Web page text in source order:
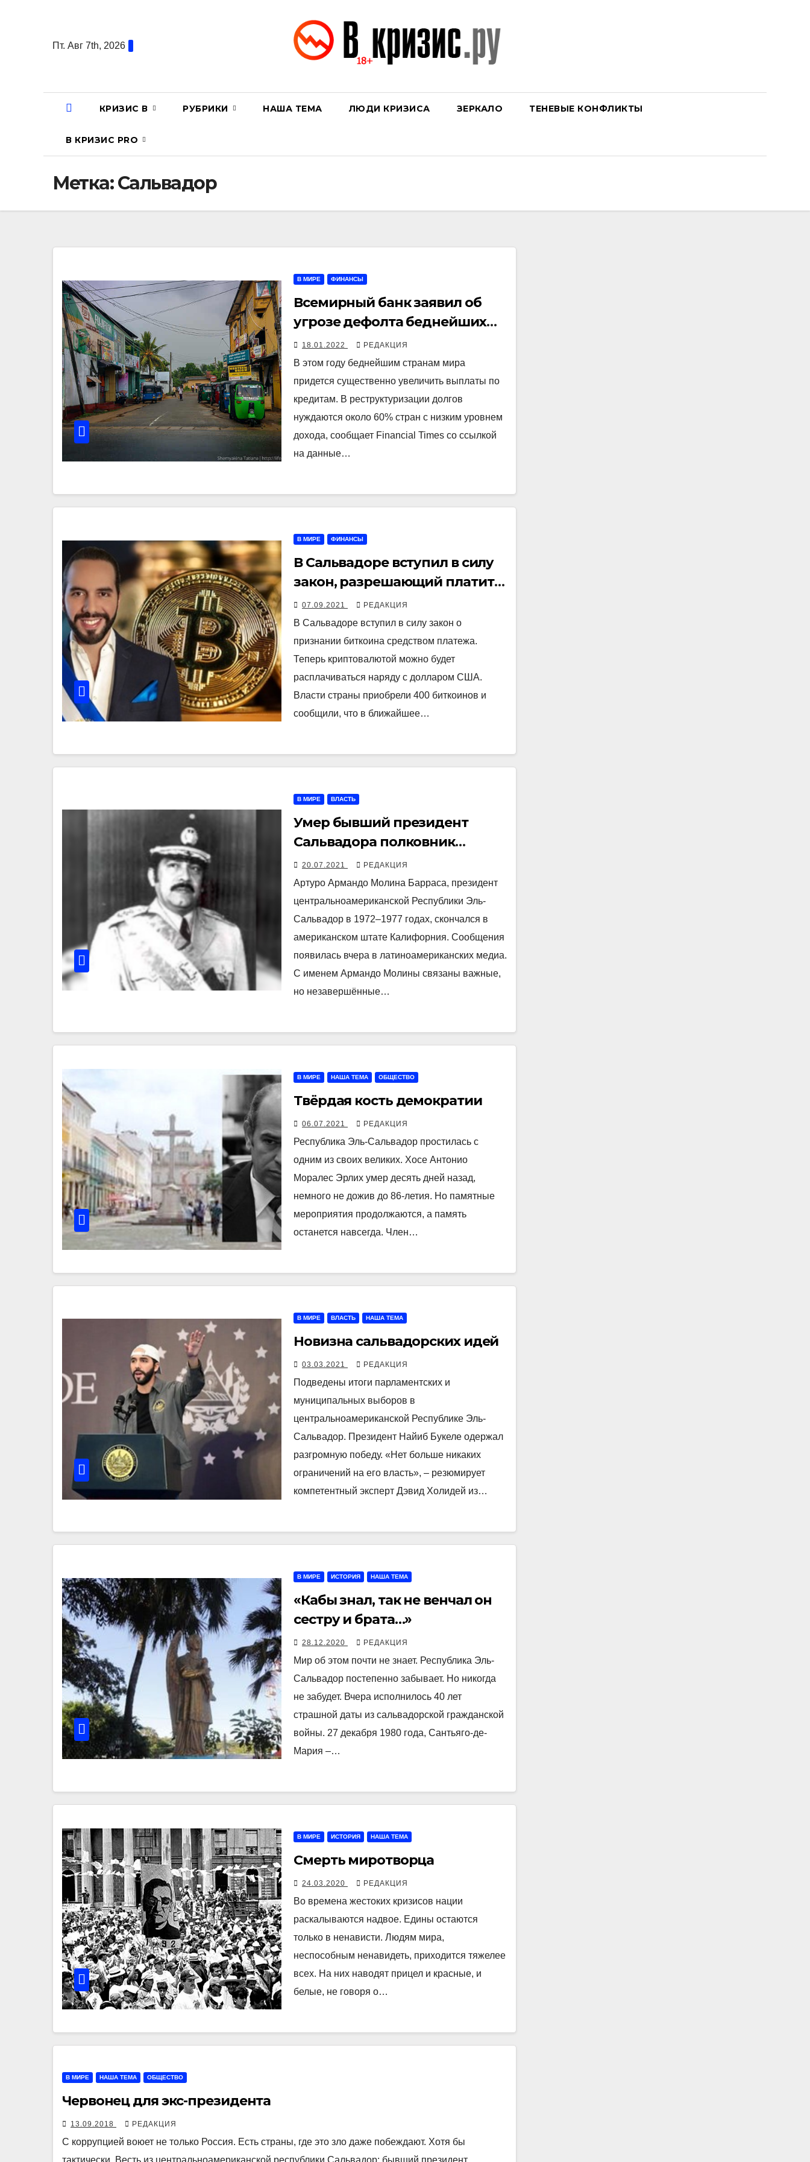
содержаниюПт. Авг 7th, 2026
КРИЗИС В РУБРИКИ НАША ТЕМА ЛЮДИ КРИЗИСА ЗЕРКАЛО ТЕНЕВЫЕ КОНФЛИКТЫ
В КРИЗИС PRO
Метка:Сальвадор
В МИРЕ ФИНАНСЫ
Всемирный банк заявил об
угрозе дефолта беднейших
стран мира из-за
накопленных в пандемию
долгов
18.01.2022 РЕДАКЦИЯ
В этом году беднейшим странам мира
придется существенно увеличить выплаты по
кредитам. В реструктуризации долгов
нуждаются около 60% стран с низким уровнем
дохода, сообщает Financial Times со ссылкой
на данные…
В МИРЕ ФИНАНСЫ
В Сальвадоре вступил в силу
закон, разрешающий платить
криптовалютой
07.09.2021 РЕДАКЦИЯ
В Сальвадоре вступил в силу закон о
признании биткоина средством платежа.
Теперь криптовалютой можно будет
расплачиваться наряду с долларом США.
Власти страны приобрели 400 биткоинов и
сообщили, что в ближайшее…
В МИРЕ ВЛАСТЬ
Умер бывший президент
Сальвадора полковник
Молина
20.07.2021 РЕДАКЦИЯ
Артуро Армандо Молина Барраса, президент
центральноамериканской Республики Эль-
Сальвадор в 1972–1977 годах, скончался в
американском штате Калифорния. Сообщения
появилась вчера в латиноамериканских медиа.
С именем Армандо Молины связаны важные,
но незавершённые…
В МИРЕ НАША ТЕМА ОБЩЕСТВО
Твёрдая кость демократии
06.07.2021 РЕДАКЦИЯ
Республика Эль-Сальвадор простилась с
одним из своих великих. Хосе Антонио
Моралес Эрлих умер десять дней назад,
немного не дожив до 86-летия. Но памятные
мероприятия продолжаются, а память
останется навсегда. Член…
В МИРЕ ВЛАСТЬ НАША ТЕМА
Новизна сальвадорских идей
03.03.2021 РЕДАКЦИЯ
Подведены итоги парламентских и
муниципальных выборов в
центральноамериканской Республике Эль-
Сальвадор. Президент Найиб Букеле одержал
разгромную победу. «Нет больше никаких
ограничений на его власть», – резюмирует
компетентный эксперт Дэвид Холидей из…
В МИРЕ ИСТОРИЯ НАША ТЕМА
«Кабы знал, так не венчал он
сестру и брата…»
28.12.2020 РЕДАКЦИЯ
Мир об этом почти не знает. Республика Эль-
Сальвадор постепенно забывает. Но никогда
не забудет. Вчера исполнилось 40 лет
страшной даты из сальвадорской гражданской
войны. 27 декабря 1980 года, Сантьяго-де-
Мария –…
В МИРЕ ИСТОРИЯ НАША ТЕМА
Смерть миротворца
24.03.2020 РЕДАКЦИЯ
Во времена жестоких кризисов нации
раскалываются надвое. Едины остаются
только в ненависти. Людям мира,
неспособным ненавидеть, приходится тяжелее
всех. На них наводят прицел и красные, и
белые, не говоря о…
В МИРЕ НАША ТЕМА ОБЩЕСТВО
Червонец для экс-президента
13.09.2018 РЕДАКЦИЯ
С коррупцией воюет не только Россия. Есть страны, где это зло даже побеждают. Хотя бы